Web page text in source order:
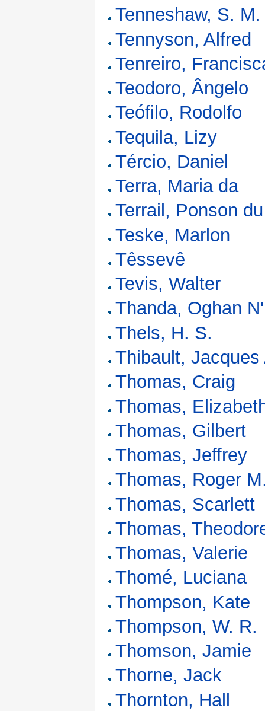
Tenneshaw, S. M.
Tennyson, Alfred
Tenreiro,
Teodoro, Ângelo
Teófilo, Rodolfo
Tequila, Lizy
Tércio, Daniel
Terra, Maria da
Terrail, Ponson du
Teske, Marlon
Têssevê
Tevis, Walter
Thanda, Oghan N'
Thels, H. S.
Thibault,
Thomas, Craig
Thomas,
Thomas, Gilbert
Thomas, Jeffrey
Thomas, Roger
Thomas, Scarlett
Thomas,
Thomas, Valerie
Thomé, Luciana
Thompson, Kate
Thompson, W. R.
Thomson, Jamie
Thorne, Jack
Thornton, Hall